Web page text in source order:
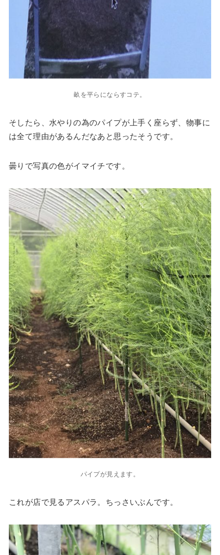
畝を平らにならすコテ。
そしたら、水やりの為のパイプが上手く座らず、物事に
は全て理由があるんだなあと思ったそうです。
曇りで写真の色がイマイチです。
パイプが見えます。
これが店で見るアスパラ。ちっさいぶんです。